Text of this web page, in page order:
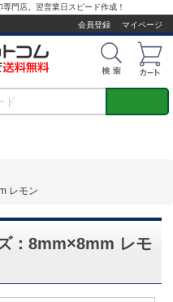
門店。翌営業日スピード作成！
会員登録
マイページ
レモン
：8mm×8mm レモ